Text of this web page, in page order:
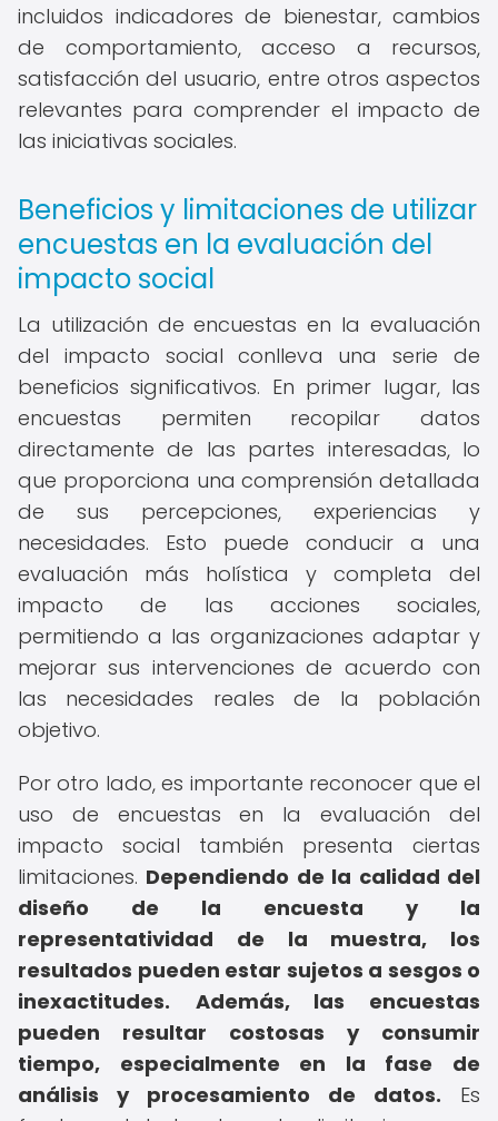
incluidos indicadores de bienestar, cambios
de comportamiento, acceso a recursos,
satisfacción del usuario, entre otros aspectos
relevantes para comprender el impacto de
las iniciativas sociales.
Beneficios y limitaciones de utilizar
encuestas en la evaluación del
impacto social
La utilización de encuestas en la evaluación
del impacto social conlleva una serie de
beneficios significativos. En primer lugar, las
encuestas permiten recopilar datos
directamente de las partes interesadas, lo
que proporciona una comprensión detallada
de sus percepciones, experiencias y
necesidades. Esto puede conducir a una
evaluación más holística y completa del
impacto de las acciones sociales,
permitiendo a las organizaciones adaptar y
mejorar sus intervenciones de acuerdo con
las necesidades reales de la población
objetivo.
Por otro lado, es importante reconocer que el
uso de encuestas en la evaluación del
impacto social también presenta ciertas
limitaciones. Dependiendo de la calidad del
diseño de la encuesta y la
representatividad de la muestra, los
resultados pueden estar sujetos a sesgos o
inexactitudes.
Además, las encuestas
pueden resultar costosas y consumir
tiempo, especialmente en la fase de
análisis y procesamiento de datos. Es